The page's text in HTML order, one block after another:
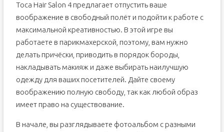
Toca Hair Salon 4 предлагает отпустить ваше
воображение в свободный полёт и подойти к работе с
максимальной креативностью. В этой игре вы
работаете в парикмахерской, поэтому, вам нужно
делать причёски, приводить в порядок бороды,
накладывать макияж и даже выбирать наилучшую
одежду для ваших посетителей. Дайте своему
воображению полную свободу, так как любой образ
имеет право на существование.
В начале, вы разглядываете фотоальбом с разными